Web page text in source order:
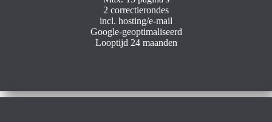
2 correctierondes
incl. hosting/e-mail
Google-geoptimaliseerd
Looptijd 24 maanden